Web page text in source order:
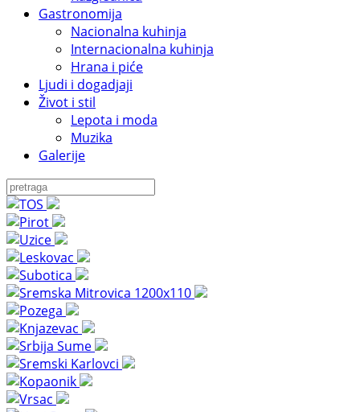
Gastronomija
Nacionalna kuhinja
Internacionalna kuhinja
Hrana i piće
Ljudi i dogadjaji
Život i stil
Lepota i moda
Muzika
Galerije